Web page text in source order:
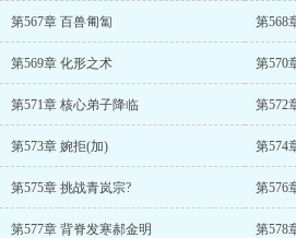
第567章 百兽匍匐 第568
第569章 化形之术 第570
第571章 核心弟子降临 第572
第573章 婉拒(加) 第574
第575章 挑战青岚宗? 第576
第577章 背脊发寒郝金明 第578